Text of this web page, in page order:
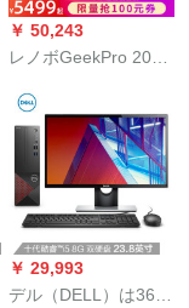
ープロファイル用
￥ 50,243
レノボGeekPro 2020
7設計ゲノムプロレヤ
ーアアアンノウンズ
バリングファミリー
ファミリーファミリ
ーファミリーファミ
リーファミリーファ
ミリーファミリーフ
ァミリーファミリー
￥ 29,993
デル（DELL）は3681